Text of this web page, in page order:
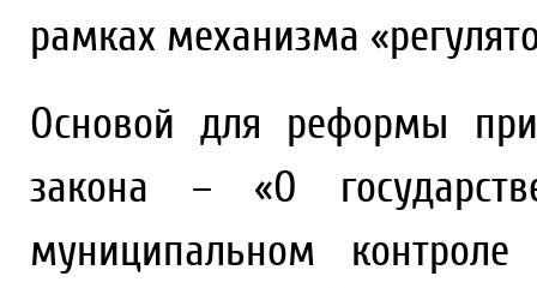
рамках механизма
Основой для реформы
закона – «О
муниципальном